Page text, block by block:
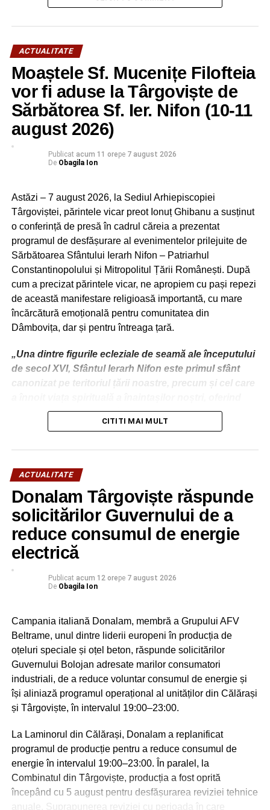
scape de datorii, pentru că, așa cum a spus ministrul
deputatul PSD de Dâmbovița Marian Țachianu.
Urmărește Incomod Media și pe Google News
RELATIONATE: ACTUALITATE
AGRICULTURĂ
AMNISTIE FISCALĂ
DEPUTAT FEATURED
FERMIERI
MARIAN ŢACHIANU
URMATOAREA
12 septembrie 2024. George Simion (AUR) vine la
Moreni
NU RATAȚI
Deputat Carmen Holban: 2,3 milioane de
pensionari pot beneficia de medicamente
compensate 90%
ACTUALITATE
Moaștele Sf. Mucenițe Filofteia
vor fi aduse la Târgoviște de
Sărbătorea Sf. Ier. Nifon (10-11
august 2026)
Publicat acum 11 orepe 7 august 2026
De Obagila Ion
Astăzi – 7 august 2026, la Sediul Arhiepiscopiei
Târgoviștei, părintele vicar preot Ionuț Ghibanu a susținut
o conferință de presă în cadrul căreia a prezentat
programul de desfășurare al evenimentelor prilejuite de
Sărbătoarea Sfântului Ierarh Nifon – Patriarhul
Constantinopolului și Mitropolitul Țării Românești. După
cum a precizat părintele vicar, ne apropiem cu pași repezi
de această manifestare religioasă importantă, cu mare
încărcătură emoțională pentru comunitatea din
Dâmbovița, dar și pentru întreaga țară.
„Una dintre figurile ecleziale de seamă ale începutului
de secol XVI, Sfântul Ierarh Nifon este primul sfânt
canonizat pe teritoriul țării noastre, precum și cel care
premisele marii dezvoltări culturale din deceniile ce au
urmat păstoririi sale.
Numele său este strâns legat de utilizarea tiparului, cel
mai nou mijloc de comunicare al acelei epoci, pe care
l-a promovat cu viziune și curaj, precum și de
formarea spirituală a Sf. Voievod Neagoe Basarab,
ucenicul său cel mai cunoscut, model peste timp
pentru tineri și pentru cei chemați să conducă
societatea și țara.
Sărbătoarea Sf. Ier. Nifon, care se va desfășura în
zilele de 10 și 11 august 2026, va fi coordonată de
precizat părintele vicar al Arhiepiscopiei Târgoviștei,
preotul Ionuț Ghibanu.
Evenimentele vor debuta luni, 10 august, la ora 17:00, cu
slujba Vecerniei, săvârșită pe un podium special
amenajat lângă Catedrala Mitropolitană din Târgoviște.
La finalul sfintei slujbe, IPS Nifon – Arhiepiscopul și
primele locuri la etapa județeană a Olimpiadei Naționale
de Religie și a Olimpiadei Naționale Interdisciplinare
„Cultură și spiritualitate românească”, împreună cu
profesorii coordonatori.
CITITI MAI MULT
ACTUALITATE
Donalam Târgoviște răspunde
solicitărilor Guvernului de a
reduce consumul de energie
electrică
Publicat acum 12 orepe 7 august 2026
De Obagila Ion
Campania italiană Donalam, membră a Grupului AFV
Beltrame, unul dintre liderii europeni în producția de
oțeluri speciale și oțel beton, răspunde solicitărilor
Guvernului Bolojan adresate marilor consumatori
industriali, de a reduce voluntar consumul de energie și
își aliniază programul operațional al unităților din Călărași
și Târgoviște, în intervalul 19:00–23:00.
La Laminorul din Călărași, Donalam a replanificat
programul de producție pentru a reduce consumul de
energie în intervalul 19:00–23:00. În paralel, la
Combinatul din Târgoviște, producția a fost oprită
începând cu 5 august pentru desfășurarea reviziei tehnice
anuale. Suprapunerea reviziei cu perioada în care